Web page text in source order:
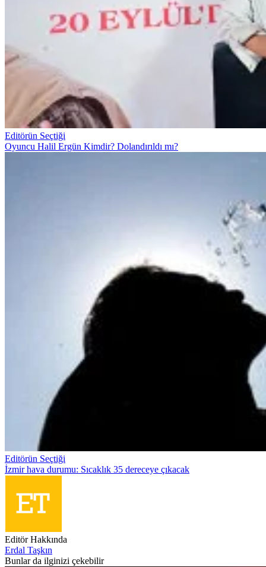
Editörün Seçtiği
Oyuncu Halil Ergün Kimdir? Dolandırıldı mı?
Editörün Seçtiği
İzmir hava durumu: Sıcaklık 35 dereceye çıkacak
Editör Hakkında
Erdal Taşkın
Bunlar da ilginizi çekebilir